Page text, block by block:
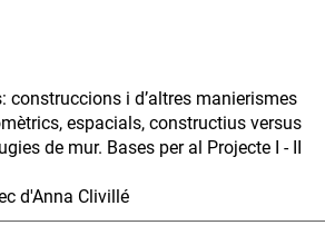
construccions i d’altres manierismes
espacials, constructius versus
de mur. Bases per al Projecte I - II
d'Anna Clivillé